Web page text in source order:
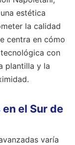
estética
la calidad
centra en cómo
con
plantilla y la
el Sur de
varía